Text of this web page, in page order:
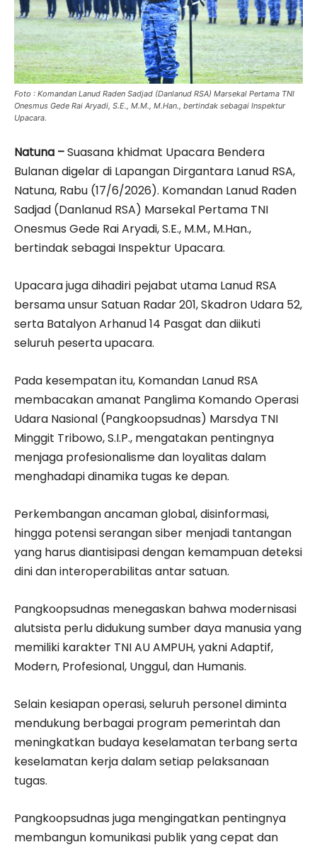
Foto : Komandan Lanud Raden Sadjad (Danlanud RSA) Marsekal Pertama TNI
Onesmus Gede Rai Aryadi, S.E., M.M., M.Han., bertindak sebagai Inspektur
Upacara.
Natuna –Suasana khidmat Upacara Bendera
Bulanan digelar di Lapangan Dirgantara Lanud RSA,
Natuna, Rabu (17/6/2026). Komandan Lanud Raden
Sadjad (Danlanud RSA) Marsekal Pertama TNI
Onesmus Gede Rai Aryadi, S.E., M.M., M.Han.,
bertindak sebagai Inspektur Upacara.
Upacara juga dihadiri pejabat utama Lanud RSA
bersama unsur Satuan Radar 201, Skadron Udara 52,
serta Batalyon Arhanud 14 Pasgat dan diikuti
seluruh peserta upacara.
Pada kesempatan itu, Komandan Lanud RSA
membacakan amanat Panglima Komando Operasi
Udara Nasional (Pangkoopsudnas) Marsdya TNI
Minggit Tribowo, S.I.P., mengatakan pentingnya
menjaga profesionalisme dan loyalitas dalam
menghadapi dinamika tugas ke depan.
Perkembangan ancaman global, disinformasi,
hingga potensi serangan siber menjadi tantangan
yang harus diantisipasi dengan kemampuan deteksi
dini dan interoperabilitas antar satuan.
Pangkoopsudnas menegaskan bahwa modernisasi
alutsista perlu didukung sumber daya manusia yang
memiliki karakter TNI AU AMPUH, yakni Adaptif,
Modern, Profesional, Unggul, dan Humanis.
Selain kesiapan operasi, seluruh personel diminta
mendukung berbagai program pemerintah dan
meningkatkan budaya keselamatan terbang serta
keselamatan kerja dalam setiap pelaksanaan
tugas.
Pangkoopsudnas juga mengingatkan pentingnya
membangun komunikasi publik yang cepat dan